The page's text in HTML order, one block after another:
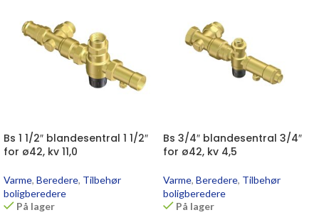
Bs 1 1/2″ blandesentral 1 1/2″
for ø42, kv 11,0
Varme, Beredere, Tilbehør
boligberedere
På lager
Bs 3/4″ blandesentral 3/4″
for ø42, kv 4,5
Varme, Beredere, Tilbehør
boligberedere
På lager